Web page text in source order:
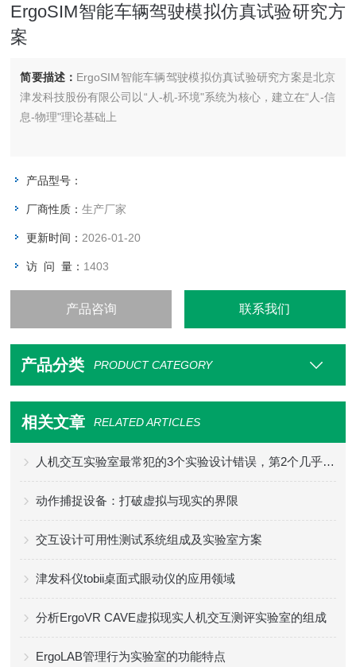
ErgoSIM智能车辆驾驶模拟仿真试验研究方
案
简要描述： ErgoSIM智能车辆驾驶模拟仿真试验研究方案是北京
津发科技股份有限公司以“人-机-环境"系统为核心，建立在“人-信
息-物理"理论基础上
产品型号：
厂商性质：生产厂家
更新时间： 2026-01-20
访 问 量： 1403
产品咨询 联系我们
产品分类 PRODUCT CATEGORY
相关文章 RELATED ARTICLES
人机交互实验室最常犯的3个实验设计错误，第2个几乎人人中招
动作捕捉设备：打破虚拟与现实的界限
交互设计可用性测试系统组成及实验室方案
津发科仪tobii桌面式眼动仪的应用领域
分析ErgoVR CAVE虚拟现实人机交互测评实验室的组成
ErgoLAB管理行为实验室的功能特点